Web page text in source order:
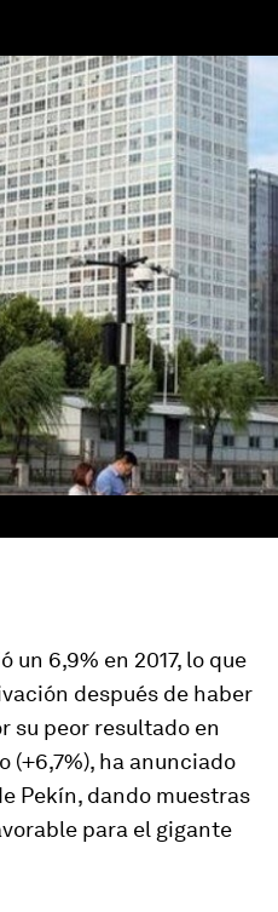
un 6,9% en 2017, lo que
después de haber
su peor resultado en
(+6,7%), ha anunciado
Pekín, dando muestras
para el gigante